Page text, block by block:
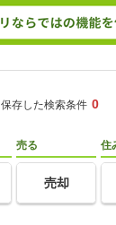
保存した検索条件 0
売る
売却
住